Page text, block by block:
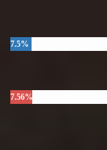
7.5%
7.56%